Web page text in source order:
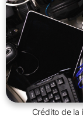
Crédito de la